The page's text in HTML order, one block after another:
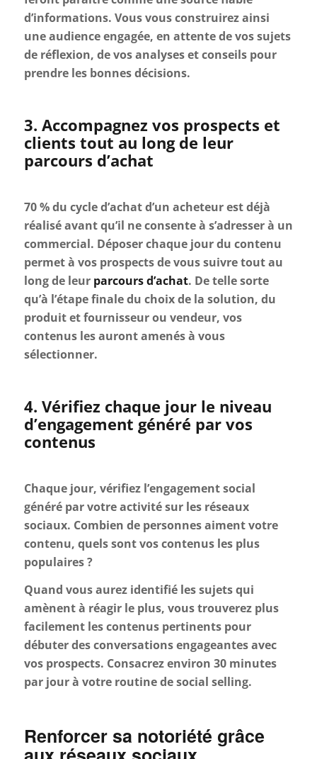
d’informations. Vous vous construirez ainsi
une audience engagée, en attente de vos sujets
de réflexion, de vos analyses et conseils pour
prendre les bonnes décisions.
3. Accompagnez vos prospects et
clients tout au long de leur
parcours d’achat
70 % du cycle d’achat d’un acheteur est déjà
réalisé avant qu’il ne consente à s’adresser à un
commercial. Déposer chaque jour du contenu
permet à vos prospects de vous suivre tout au
long de leur parcours d’achat. De telle sorte
qu’à l’étape finale du choix de la solution, du
produit et fournisseur ou vendeur, vos
contenus les auront amenés à vous
sélectionner.
4. Vérifiez chaque jour le niveau
d’engagement généré par vos
contenus
Chaque jour, vérifiez l’engagement social
généré par votre activité sur les réseaux
sociaux. Combien de personnes aiment votre
contenu, quels sont vos contenus les plus
populaires ?
Quand vous aurez identifié les sujets qui
amènent à réagir le plus, vous trouverez plus
facilement les contenus pertinents pour
débuter des conversations engageantes avec
vos prospects. Consacrez environ 30 minutes
par jour à votre routine de social selling.
Renforcer sa notoriété grâce